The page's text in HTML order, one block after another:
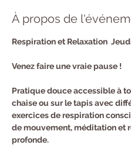
À propos de
Respiration et Relaxation
Venez faire une vraie pause !
Pratique douce accessible à
chaise ou sur le tapis avec
exercices de respiration
de mouvement, méditation et
profonde.